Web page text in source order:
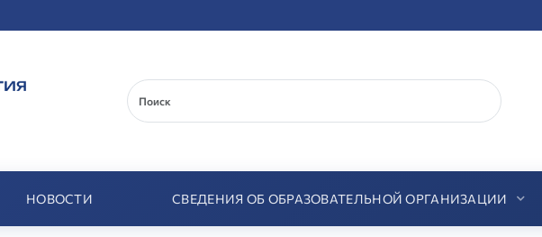
НОВОСТИ СВЕДЕНИЯ ОБ ОБРАЗОВАТЕЛЬНОЙ ОРГАНИЗАЦИИ